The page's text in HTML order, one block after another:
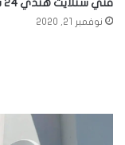
فني ستلايت هندي 24 ساعة …
نوفمبر 21, 2020